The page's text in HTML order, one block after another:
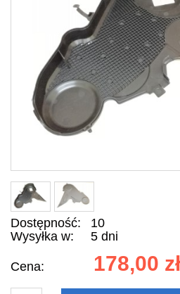
Dostępność:
10
Wysyłka w:
5 dni
Cena: 178,00 zł